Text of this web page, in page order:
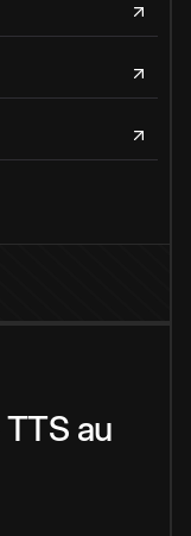
au